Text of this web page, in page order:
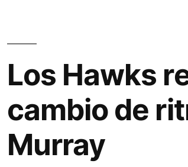
alza:
Aldama
Larabia
asumen
Los Hawks
cambio de
Murray